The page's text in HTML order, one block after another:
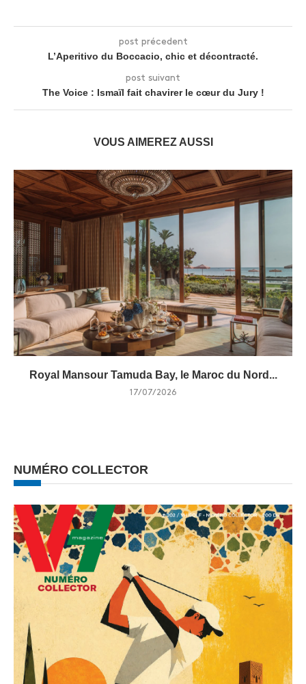
post précedent
L’Aperitivo du Boccacio, chic et décontracté.
post suivant
The Voice : Ismaïl fait chavirer le cœur du Jury !
VOUS AIMEREZ AUSSI
Royal Mansour Tamuda Bay, le Maroc du Nord...
17/07/2026
NUMÉRO COLLECTOR